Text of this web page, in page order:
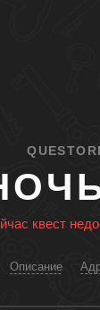
квест
Описание